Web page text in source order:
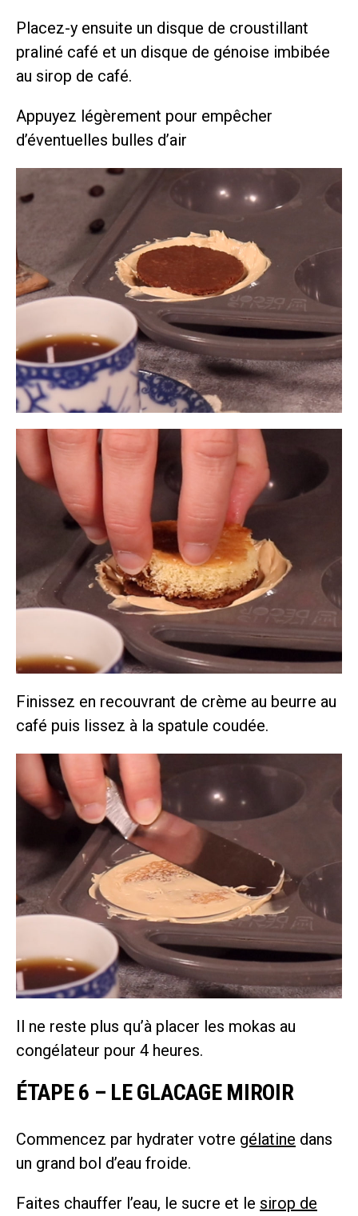
Placez-y ensuite un disque de croustillant
praliné café et un disque de génoise imbibée
au sirop de café.
Appuyez légèrement pour empêcher
d’éventuelles bulles d’air
Finissez en recouvrant de crème au beurre au
café puis lissez à la spatule coudée.
Il ne reste plus qu’à placer les mokas au
congélateur pour 4 heures.
ÉTAPE 6 – LE GLACAGE MIROIR
Commencez par hydrater votre gélatine dans
un grand bol d’eau froide.
Faites chauffer l’eau, le sucre et le sirop de